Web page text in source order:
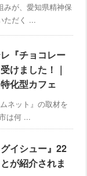
みが、愛知県精神保
ただく ...
『チョコレー
けました！｜
化型カフェ
ネット』の取材を
は何 ...
イシュー』22
が紹介されま